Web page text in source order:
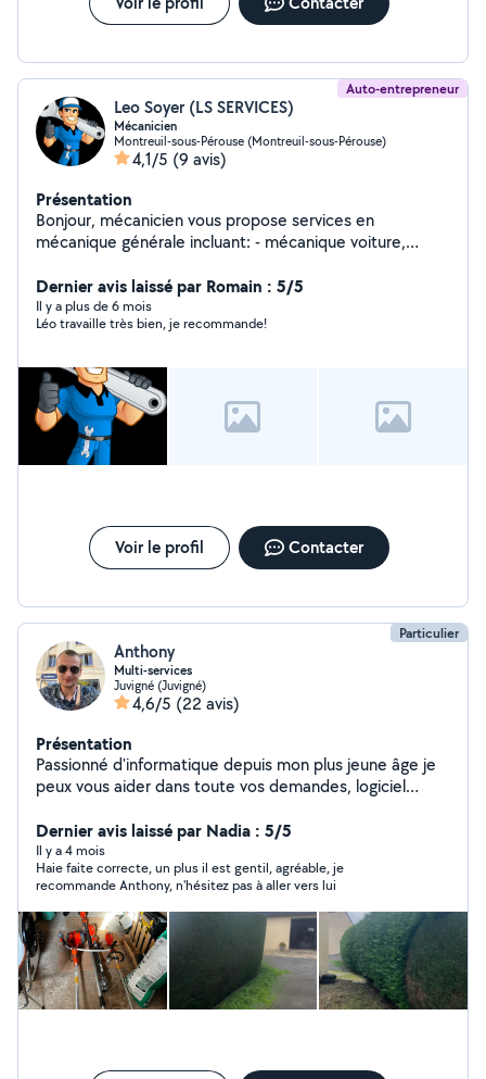
Auto-entrepreneur
Leo Soyer (LS SERVICES)
Mécanicien
Montreuil-sous-Pérouse (Montreuil-sous-Pérouse)
4,1/5 (9 avis)
Présentation
Bonjour, mécanicien vous propose services en
mécanique générale incluant: - mécanique voiture,
-mecanique cyclos 50/125cc (remplacement pièces,
freins, vidange, révision complète, pré contrôle
technique etc...) -mécanique motoculture -
Je me déplace dans les 30km autour de Vitré. Bonne
journée
Dernier avis laissé par Romain : 5/5
Il y a plus de 6 mois
Léo travaille très bien, je recommande!
Voir le profil Contacter
Particulier
Anthony
Multi-services
Juvigné (Juvigné)
4,6/5 (22 avis)
Présentation
Passionné d'informatique depuis mon plus jeune âge je
peux vous aider dans toute vos demandes, logiciel
suis également bon bricoleur, pose de meuble de
cuisine, faïence, taille de haie, tonte de pelouse, etc.
N'hésitez pas à me contacter !
Dernier avis laissé par Nadia : 5/5
Il y a 4 mois
Haie faite correcte, un plus il est gentil, agréable, je
recommande Anthony, n'hésitez pas à aller vers lui